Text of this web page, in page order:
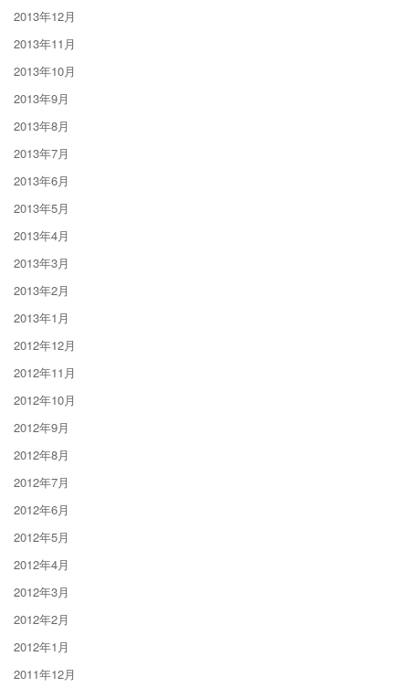
2013年12月
2013年11月
2013年10月
2013年9月
2013年8月
2013年7月
2013年6月
2013年5月
2013年4月
2013年3月
2013年2月
2013年1月
2012年12月
2012年11月
2012年10月
2012年9月
2012年8月
2012年7月
2012年6月
2012年5月
2012年4月
2012年3月
2012年2月
2012年1月
2011年12月